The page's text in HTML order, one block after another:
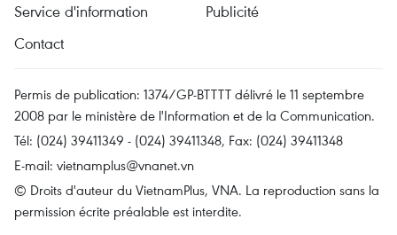
Service d'information
Publicité
Contact
Permis de publication: 1374/GP-BTTTT délivré le 11 septembre
2008 par le ministère de l'Information et de la Communication.
Tél: (024) 39411349 - (024) 39411348, Fax: (024) 39411348
E-mail: vietnamplus@vnanet.vn
© Droits d'auteur du VietnamPlus, VNA. La reproduction sans la
permission écrite préalable est interdite.